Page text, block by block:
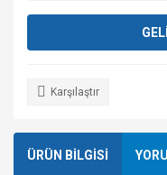
Karşılaştır
ÜRÜN BİLGİSİ